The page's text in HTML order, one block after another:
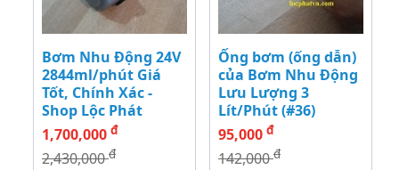
Bơm Nhu Động 24V
2844ml/phút Giá
Tốt, Chính Xác -
Shop Lộc Phát
1,700,000 đ
2,430,000đ
Ống bơm (ống dẫn)
của Bơm Nhu Động
Lưu Lượng 3
Lít/Phút (#36)
95,000 đ
142,000đ